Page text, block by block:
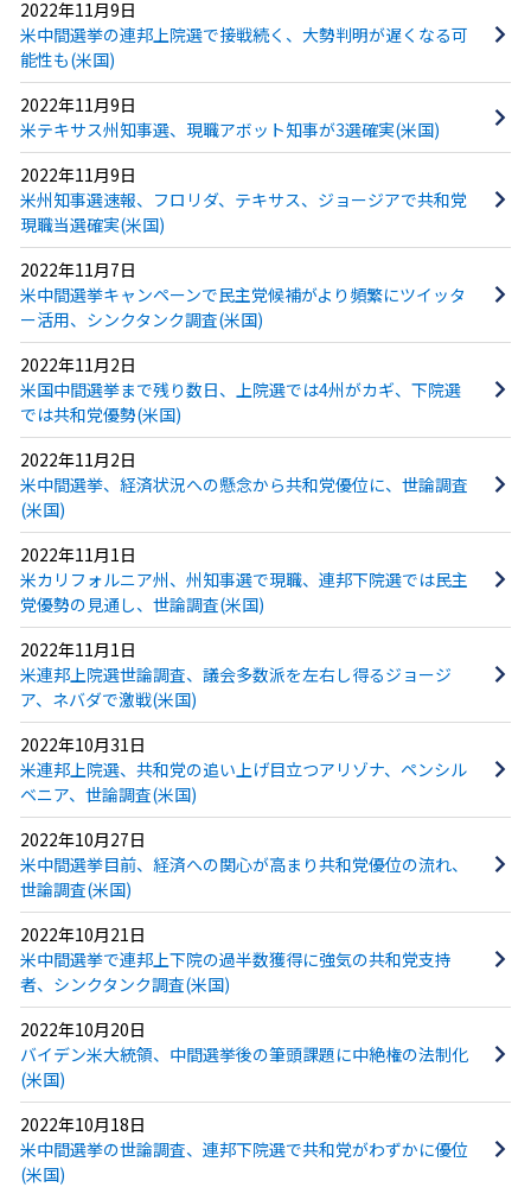
2022年11月9日
米中間選挙の連邦上院選で接戦続く、大勢判明が遅くなる可
能性も(米国)
2022年11月9日
米テキサス州知事選、現職アボット知事が3選確実(米国)
2022年11月9日
米州知事選速報、フロリダ、テキサス、ジョージアで共和党
現職当選確実(米国)
2022年11月7日
米中間選挙キャンペーンで民主党候補がより頻繁にツイッタ
ー活用、シンクタンク調査(米国)
2022年11月2日
米国中間選挙まで残り数日、上院選では4州がカギ、下院選
では共和党優勢(米国)
2022年11月2日
米中間選挙、経済状況への懸念から共和党優位に、世論調査
(米国)
2022年11月1日
米カリフォルニア州、州知事選で現職、連邦下院選では民主
党優勢の見通し、世論調査(米国)
2022年11月1日
米連邦上院選世論調査、議会多数派を左右し得るジョージ
ア、ネバダで激戦(米国)
2022年10月31日
米連邦上院選、共和党の追い上げ目立つアリゾナ、ペンシル
ベニア、世論調査(米国)
2022年10月27日
米中間選挙目前、経済への関心が高まり共和党優位の流れ、
世論調査(米国)
2022年10月21日
米中間選挙で連邦上下院の過半数獲得に強気の共和党支持
者、シンクタンク調査(米国)
2022年10月20日
バイデン米大統領、中間選挙後の筆頭課題に中絶権の法制化
(米国)
2022年10月18日
米中間選挙の世論調査、連邦下院選で共和党がわずかに優位
(米国)